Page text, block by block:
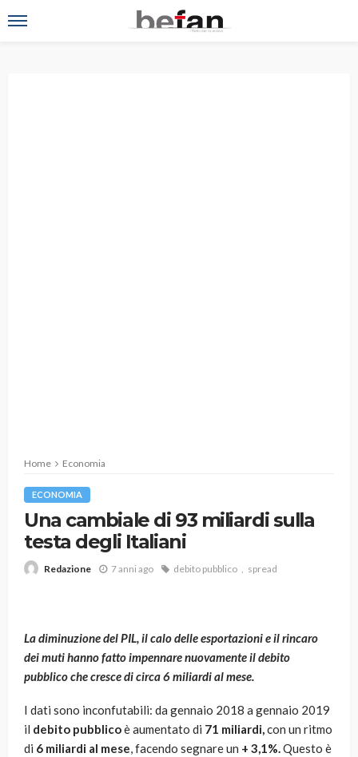
Home Economia
ECONOMIA
Una cambiale di 93 miliardi sulla
testa degli Italiani
Redazione 7 anni ago debito pubblico spread
La diminuzione del PIL, il calo delle esportazioni e il rincaro
dei muti hanno fatto impennare nuovamente il debito
pubblico che cresce di circa 6 miliardi al mese.
I dati sono inconfutabili: da gennaio 2018 a gennaio 2019
il debito pubblicoè aumentato di 71 miliardi,con un ritmo
di 6 miliardi al mese, facendo segnare un + 3,1%.Questo è